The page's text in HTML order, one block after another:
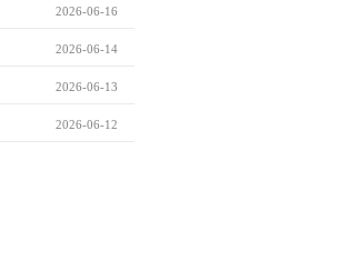
2026-06-16
2026-06-14
2026-06-13
2026-06-12